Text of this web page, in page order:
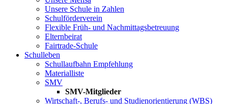
Unsere Schule in Zahlen
Schulförderverein
Flexible Früh- und Nachmittagsbetreuung
Elternbeirat
Fairtrade-Schule
Schulleben
Schullaufbahn Empfehlung
Materialliste
SMV
SMV-Mitglieder
Wirtschaft-, Berufs- und Studienorientierung (WBS)